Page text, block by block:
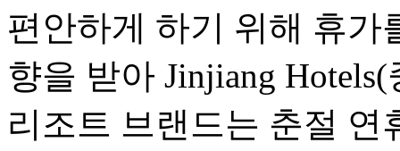
편안하게 하기 위해 휴가
향을 받아 Jinjiang
리조트 브랜드는 춘절 연